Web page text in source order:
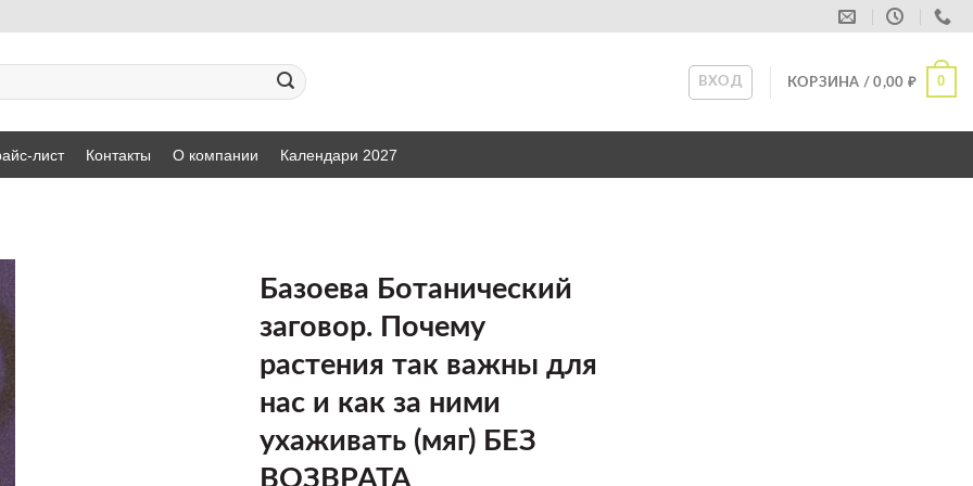
ВХОД КОРЗИНА /0,00 ₽ 0
лист Контакты О компании Календари 2027
Базоева Ботанический
заговор. Почему
растения так важны для
нас и как за ними
ухаживать (мяг) БЕЗ
ВОЗВРАТА